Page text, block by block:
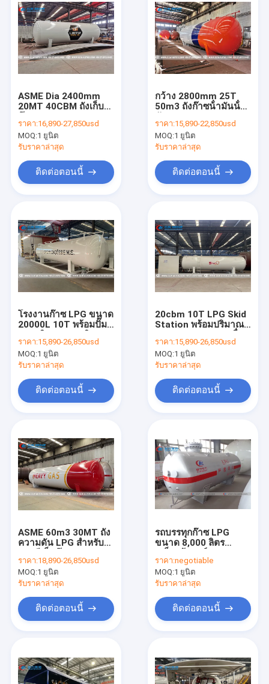
ผลิตภัณฑ์
เกี่ยวกับเรา
ทัวร์โรงงาน
ติดต่อเรา
ข่าว
ขอใบเสนอราคา
รถบรรทุกก๊าซ LPG
ถังเก็บก๊าซ LPG
รถส่งน้ำมัน
รถบรรทุกขยะ
รถบรรทุกถนน
รถบรรทุกดูดระยะว่าง
รถบรรทุกป้าย LED
ASME Dia 2400mm
20MT 40CBM ถังเก็บ
ราคา:16,890-27,850usd
MOQ:1 ยูนิต
รับราคาล่าสุด
ติดต่อตอนนี้
กว้าง 2800mm 25T
50m3 ถังก๊าซน้ํามันน้ํา
ราคา:15,890-22,850usd
MOQ:1 ยูนิต
รับราคาล่าสุด
ติดต่อตอนนี้
โรงงานก๊าซ LPG ขนาด
20000L 10T พร้อมปั๊ม
ราคา:15,890-26,850usd
MOQ:1 ยูนิต
รับราคาล่าสุด
ติดต่อตอนนี้
20cbm 10T LPG Skid
Station พร้อมปริมาณ
วัดการไหล
ราคา:15,890-26,850usd
MOQ:1 ยูนิต
รับราคาล่าสุด
ติดต่อตอนนี้
ASME 60m3 30MT ถัง
ความดัน LPG สําหรับ
ราคา:18,890-26,850usd
MOQ:1 ยูนิต
รับราคาล่าสุด
ติดต่อตอนนี้
รถบรรทุกก๊าซ LPG
ขนาด 8,000 ลิตร
Q345R สำหรับจัดเก็บ
LPG
ราคา:negotiable
MOQ:1 ยูนิต
รับราคาล่าสุด
ติดต่อตอนนี้